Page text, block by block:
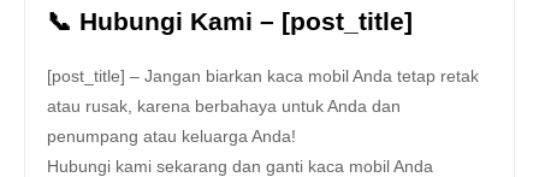
📞 Hubungi Kami – [post_title]
[post_title] – Jangan biarkan kaca mobil Anda tetap retak
atau rusak, karena berbahaya untuk Anda dan
penumpang atau keluarga Anda!
Hubungi kami sekarang dan ganti kaca mobil Anda